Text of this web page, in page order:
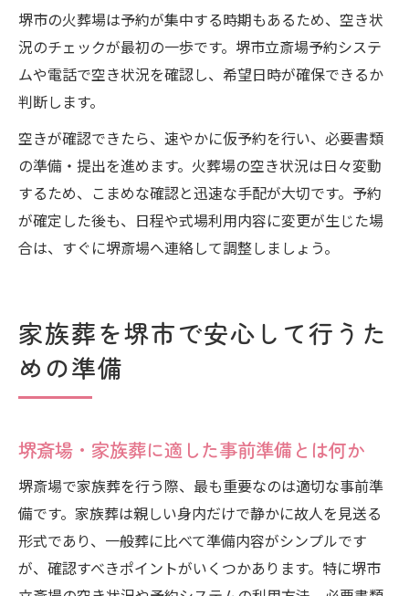
堺市の火葬場は予約が集中する時期もあるため、空き状
況のチェックが最初の一歩です。堺市立斎場予約システ
ムや電話で空き状況を確認し、希望日時が確保できるか
判断します。
空きが確認できたら、速やかに仮予約を行い、必要書類
の準備・提出を進めます。火葬場の空き状況は日々変動
するため、こまめな確認と迅速な手配が大切です。予約
が確定した後も、日程や式場利用内容に変更が生じた場
合は、すぐに堺斎場へ連絡して調整しましょう。
家族葬を堺市で安心して行うた
めの準備
堺斎場・家族葬に適した事前準備とは何か
堺斎場で家族葬を行う際、最も重要なのは適切な事前準
備です。家族葬は親しい身内だけで静かに故人を見送る
形式であり、一般葬に比べて準備内容がシンプルです
が、確認すべきポイントがいくつかあります。特に堺市